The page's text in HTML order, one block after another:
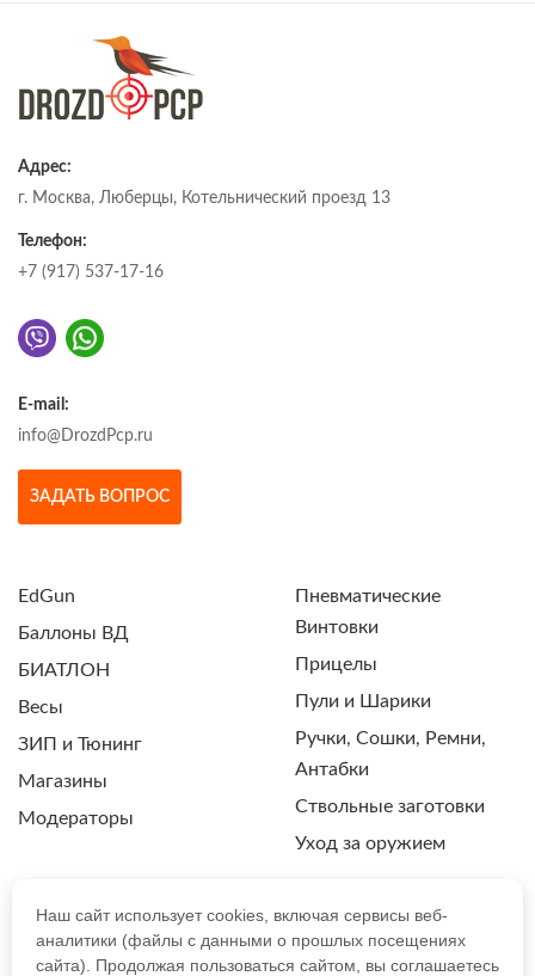
Адрес:
г. Москва, Люберцы, Котельнический проезд 13
Телефон:
+7 (917) 537-17-16
E-mail:
info@DrozdPcp.ru
ЗАДАТЬ ВОПРОС
EdGun
Баллоны ВД
БИАТЛОН
Весы
ЗИП и Тюнинг
Магазины
Модераторы
Пневматические
Винтовки
Прицелы
Пули и Шарики
Ручки, Сошки, Ремни,
Антабки
Ствольные заготовки
Уход за оружием
ПОЛИТИКА КОНФИДЕНЦИАЛЬНОСТИ
Наш сайт использует cookies, включая сервисы веб-
аналитики (файлы с данными о прошлых посещениях
сайта). Продолжая пользоваться сайтом, вы соглашаетесь